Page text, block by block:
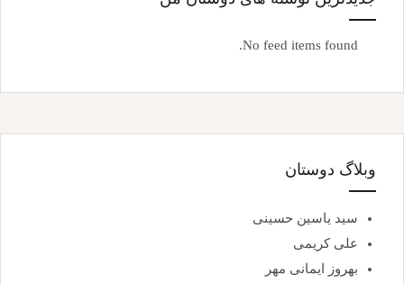
No feed items found.
وبلاگ دوستان
سید یاسین حسینی
علی کریمی
بهروز ایمانی مهر